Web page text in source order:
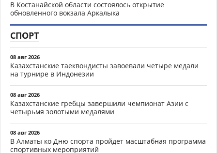
В Костанайской области состоялось открытие
обновленного вокзала Аркалыка
СПОРТ
08 авг 2026
Казахстанские таеквондисты завоевали четыре медали
на турнире в Индонезии
08 авг 2026
Казахстанские гребцы завершили чемпионат Азии с
четырьмя золотыми медалями
08 авг 2026
В Алматы ко Дню спорта пройдет масштабная программа
спортивных мероприятий